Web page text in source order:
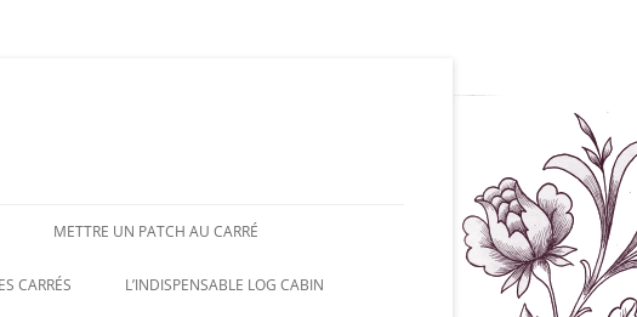
METTRE UN PATCH AU CARRÉ
CARRÉS L’INDISPENSABLE LOG CABIN